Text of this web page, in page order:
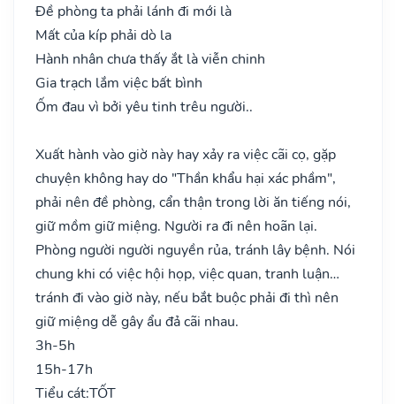
Đề phòng ta phải lánh đi mới là
Mất của kíp phải dò la
Hành nhân chưa thấy ắt là viễn chinh
Gia trạch lắm việc bất bình
Ốm đau vì bởi yêu tinh trêu người..
Xuất hành vào giờ này hay xảy ra việc cãi cọ, gặp
chuyện không hay do "Thần khẩu hại xác phầm",
phải nên đề phòng, cẩn thận trong lời ăn tiếng nói,
giữ mồm giữ miệng. Người ra đi nên hoãn lại.
Phòng người người nguyền rủa, tránh lây bệnh. Nói
chung khi có việc hội họp, việc quan, tranh luận…
tránh đi vào giờ này, nếu bắt buộc phải đi thì nên
giữ miệng dễ gây ẩu đả cãi nhau.
3h-5h
15h-17h
Tiểu cát:TỐT